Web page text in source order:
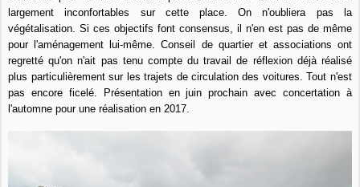
largement inconfortables sur cette place. On n'oubliera pas la
végétalisation. Si ces objectifs font consensus, il n'en est pas de même
pour l'aménagement lui-même. Conseil de quartier et associations ont
regretté qu'on n'ait pas tenu compte du travail de réflexion déjà réalisé
plus particulièrement sur les trajets de circulation des voitures. Tout n'est
pas encore ficelé. Présentation en juin prochain avec concertation à
l'automne pour une réalisation en 2017.